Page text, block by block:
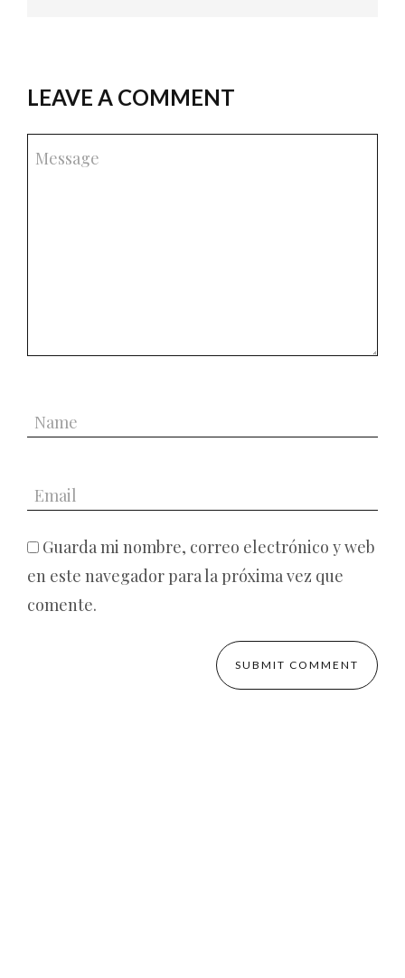
LEAVE A COMMENT
Guarda mi nombre, correo electrónico y web
en este navegador para la próxima vez que
comente.